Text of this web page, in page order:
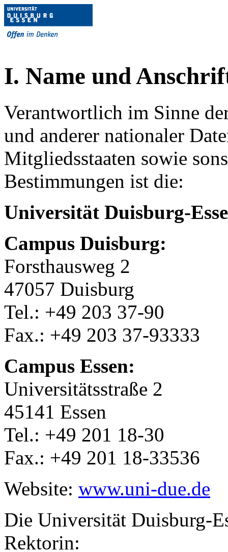
I. Name und
Verantwortlich im Sinne
und anderer nationaler
Mitgliedsstaaten sowie
Bestimmungen ist die:
Universität Duisburg-
Campus Duisburg:
Forsthausweg 2
47057 Duisburg
Tel.: +49 203 37-90
Fax.: +49 203 37-93333
Campus Essen:
Universitätsstraße 2
45141 Essen
Tel.: +49 201 18-30
Fax.: +49 201 18-33536
Website: www.uni-due.de
Die Universität Duisburg-
Rektorin: